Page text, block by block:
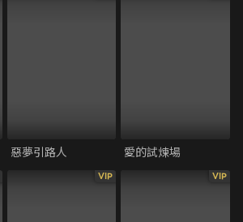
惡夢引路人 愛的試煉場
VIP VIP